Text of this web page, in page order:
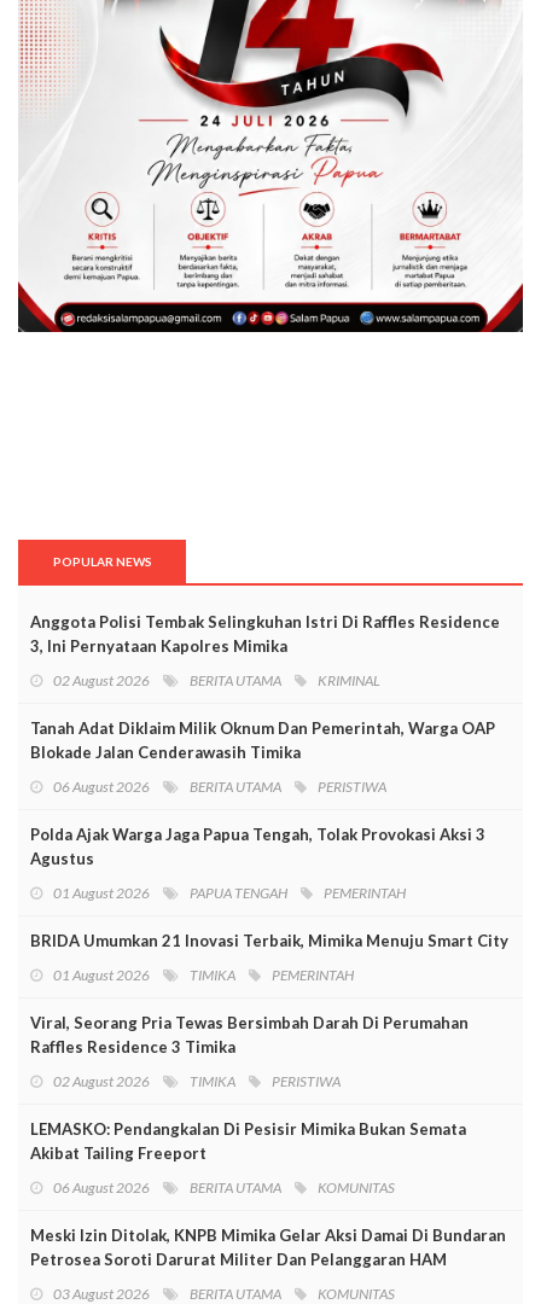
POPULAR NEWS
Anggota Polisi Tembak Selingkuhan Istri Di Raffles Residence
3, Ini Pernyataan Kapolres Mimika
02 August 2026 BERITA UTAMA KRIMINAL
Tanah Adat Diklaim Milik Oknum Dan Pemerintah, Warga OAP
Blokade Jalan Cenderawasih Timika
06 August 2026 BERITA UTAMA PERISTIWA
Polda Ajak Warga Jaga Papua Tengah, Tolak Provokasi Aksi 3
Agustus
01 August 2026 PAPUA TENGAH PEMERINTAH
BRIDA Umumkan 21 Inovasi Terbaik, Mimika Menuju Smart City
01 August 2026 TIMIKA PEMERINTAH
Viral, Seorang Pria Tewas Bersimbah Darah Di Perumahan
Raffles Residence 3 Timika
02 August 2026 TIMIKA PERISTIWA
LEMASKO: Pendangkalan Di Pesisir Mimika Bukan Semata
Akibat Tailing Freeport
06 August 2026 BERITA UTAMA KOMUNITAS
Meski Izin Ditolak, KNPB Mimika Gelar Aksi Damai Di Bundaran
Petrosea Soroti Darurat Militer Dan Pelanggaran HAM
03 August 2026 BERITA UTAMA KOMUNITAS